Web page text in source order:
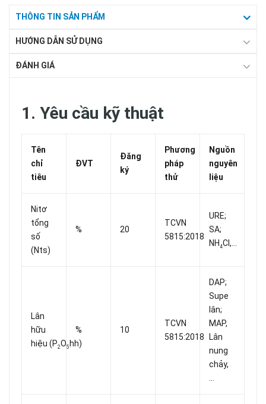
THÔNG TIN SẢN PHẨM
HƯỚNG DẪN SỬ DỤNG
ĐÁNH GIÁ
1. Yêu cầu kỹ thuật
Tên
chỉ
tiêu
ĐVT
Đăng
ký
Phương
pháp
thử
Nguồn
nguyên
liệu
Nitơ
tổng
số
(Nts)
% 20
TCVN
5815:2018
URE;
SA;
NH 4Cl,...
Lân
hữu
hiệu (P2O5 hh)
% 10
TCVN
5815:2018
DAP;
Supe
lân;
MAP,
Lân
nung
chảy,